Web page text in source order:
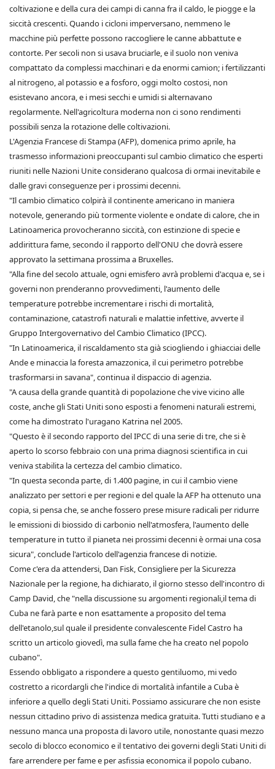
coltivazione e della cura dei campi di canna fra il caldo, le piogge e la
siccità crescenti. Quando i cicloni imperversano, nemmeno le
macchine più perfette possono raccogliere le canne abbattute e
contorte. Per secoli non si usava bruciarle, e il suolo non veniva
compattato da complessi macchinari e da enormi camion; i fertilizzanti
al nitrogeno, al potassio e a fosforo, oggi molto costosi, non
esistevano ancora, e i mesi secchi e umidi si alternavano
regolarmente. Nell'agricoltura moderna non ci sono rendimenti
possibili senza la rotazione delle coltivazioni.
L'Agenzia Francese di Stampa (AFP), domenica primo aprile, ha
trasmesso informazioni preoccupanti sul cambio climatico che esperti
riuniti nelle Nazioni Unite considerano qualcosa di ormai inevitabile e
dalle gravi conseguenze per i prossimi decenni.
"Il cambio climatico colpirà il continente americano in maniera
notevole, generando più tormente violente e ondate di calore, che in
Latinoamerica provocheranno siccità, con estinzione di specie e
addirittura fame, secondo il rapporto dell'ONU che dovrà essere
approvato la settimana prossima a Bruxelles.
"Alla fine del secolo attuale, ogni emisfero avrà problemi d'acqua e, se i
governi non prenderanno provvedimenti, l'aumento delle
temperature potrebbe incrementare i rischi di mortalità,
contaminazione, catastrofi naturali e malattie infettive, avverte il
Gruppo Intergovernativo del Cambio Climatico (IPCC).
"In Latinoamerica, il riscaldamento sta già sciogliendo i ghiacciai delle
Ande e minaccia la foresta amazzonica, il cui perimetro potrebbe
trasformarsi in savana", continua il dispaccio di agenzia.
"A causa della grande quantità di popolazione che vive vicino alle
coste, anche gli Stati Uniti sono esposti a fenomeni naturali estremi,
come ha dimostrato l'uragano Katrina nel 2005.
"Questo è il secondo rapporto del IPCC di una serie di tre, che si è
aperto lo scorso febbraio con una prima diagnosi scientifica in cui
veniva stabilita la certezza del cambio climatico.
"In questa seconda parte, di 1.400 pagine, in cui il cambio viene
analizzato per settori e per regioni e del quale la AFP ha ottenuto una
copia, si pensa che, se anche fossero prese misure radicali per ridurre
le emissioni di biossido di carbonio nell'atmosfera, l'aumento delle
temperature in tutto il pianeta nei prossimi decenni è ormai una cosa
sicura", conclude l'articolo dell'agenzia francese di notizie.
Come c'era da attendersi, Dan Fisk, Consigliere per la Sicurezza
Nazionale per la regione, ha dichiarato, il giorno stesso dell'incontro di
Camp David, che "nella discussione su argomenti regionali,il tema di
Cuba ne farà parte e non esattamente a proposito del tema
dell'etanolo,sul quale il presidente convalescente Fidel Castro ha
scritto un articolo giovedì, ma sulla fame che ha creato nel popolo
cubano".
Essendo obbligato a rispondere a questo gentiluomo, mi vedo
costretto a ricordargli che l'indice di mortalità infantile a Cuba è
inferiore a quello degli Stati Uniti. Possiamo assicurare che non esiste
nessun cittadino privo di assistenza medica gratuita. Tutti studiano e a
nessuno manca una proposta di lavoro utile, nonostante quasi mezzo
secolo di blocco economico e il tentativo dei governi degli Stati Uniti di
fare arrendere per fame e per asfissia economica il popolo cubano.